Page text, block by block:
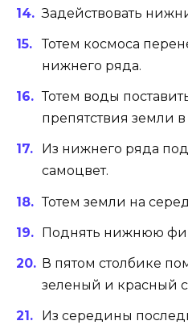
Задействовать
Тотем космоса
нижнего ряда.
Тотем воды
препятствия земли
Из нижнего ряда
самоцвет.
Тотем земли на
Поднять нижнюю
В пятом столбике
зеленый и красный
Из середины